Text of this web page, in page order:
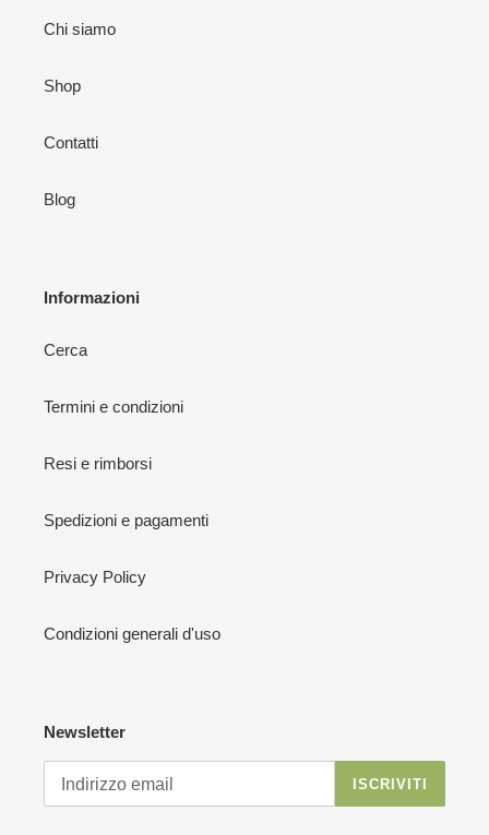
Chi siamo
Shop
Contatti
Blog
Informazioni
Cerca
Termini e condizioni
Resi e rimborsi
Spedizioni e pagamenti
Privacy Policy
Condizioni generali d'uso
Newsletter
ISCRIVITI